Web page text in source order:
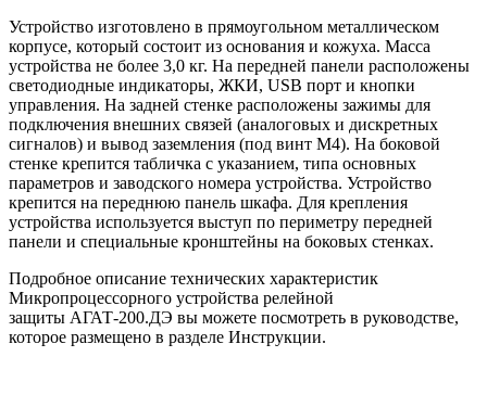
Устройство изготовлено в прямоугольном металлическом
корпусе, который состоит из основания и кожуха. Масса
устройства не более 3,0 кг. На передней панели расположены
светодиодные индикаторы, ЖКИ, USB порт и кнопки
управления. На задней стенке расположены зажимы для
подключения внешних связей (аналоговых и дискретных
сигналов) и вывод заземления (под винт М4). На боковой
стенке крепится табличка с указанием, типа основных
параметров и заводского номера устройства. Устройство
крепится на переднюю панель шкафа. Для крепления
устройства используется выступ по периметру передней
панели и специальные кронштейны на боковых стенках.
Подробное описание технических характеристик
Микропроцессорного устройства релейной
защиты АГАТ-200.ДЭ вы можете посмотреть в руководстве,
которое размещено в разделе Инструкции.